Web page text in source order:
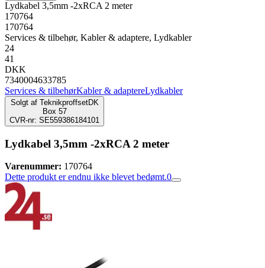
Lydkabel 3,5mm -2xRCA 2 meter
170764
170764
Services & tilbehør, Kabler & adaptere, Lydkabler
24
41
DKK
7340004633785
Services & tilbehørKabler & adaptereLydkabler
Solgt af TeknikproffsetDK
Box 57
CVR-nr: SE559386184101
Lydkabel 3,5mm -2xRCA 2 meter
Varenummer: 170764
Dette produkt er endnu ikke blevet bedømt.0